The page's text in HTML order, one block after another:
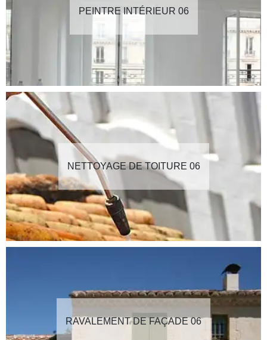
PEINTRE INTÉRIEUR 06
NETTOYAGE DE TOITURE 06
RAVALEMENT DE FAÇADE 06